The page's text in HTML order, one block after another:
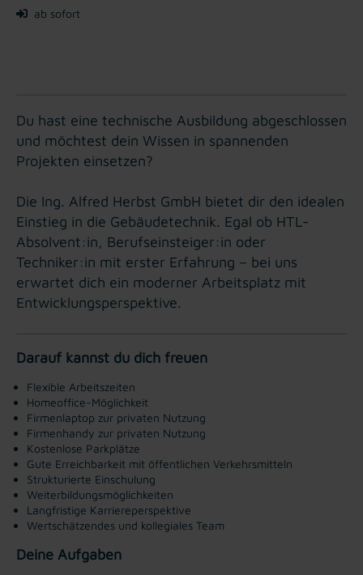
ab sofort
Du hast eine technische Ausbildung abgeschlossen
und möchtest dein Wissen in spannenden
Projekten einsetzen?
Die Ing. Alfred Herbst GmbH bietet dir den idealen
Einstieg in die Gebäudetechnik. Egal ob HTL-
Absolvent:in, Berufseinsteiger:in oder
Techniker:in mit erster Erfahrung – bei uns
erwartet dich ein moderner Arbeitsplatz mit
Entwicklungsperspektive.
Darauf kannst du dich freuen
Flexible Arbeitszeiten
Homeoffice-Möglichkeit
Firmenlaptop zur privaten Nutzung
Firmenhandy zur privaten Nutzung
Kostenlose Parkplätze
Gute Erreichbarkeit mit öffentlichen Verkehrsmitteln
Strukturierte Einschulung
Weiterbildungsmöglichkeiten
Langfristige Karriereperspektive
Wertschätzendes und kollegiales Team
Deine Aufgaben